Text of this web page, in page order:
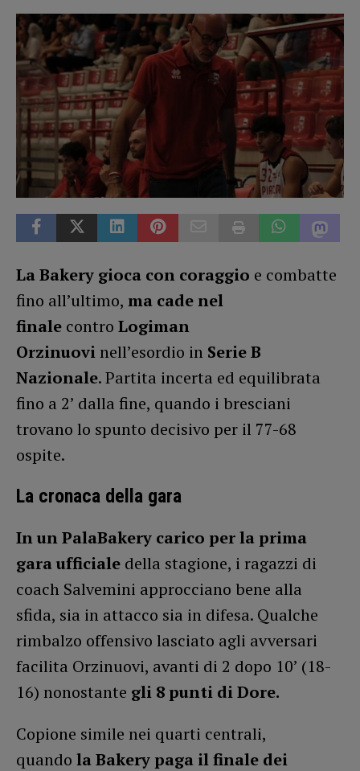
La Bakery gioca con coraggio e combatte
fino all’ultimo, ma cade nel
finale contro Logiman
Orzinuovi nell’esordio in Serie B
Nazionale. Partita incerta ed equilibrata
fino a 2’ dalla fine, quando i bresciani
trovano lo spunto decisivo per il 77-68
ospite.
La cronaca della gara
In un PalaBakery carico per la prima
gara ufficiale della stagione, i ragazzi di
coach Salvemini approcciano bene alla
sfida, sia in attacco sia in difesa. Qualche
rimbalzo offensivo lasciato agli avversari
facilita Orzinuovi, avanti di 2 dopo 10’ (18-
16) nonostante gli 8 punti di Dore.
Copione simile nei quarti centrali,
quando la Bakery paga il finale dei